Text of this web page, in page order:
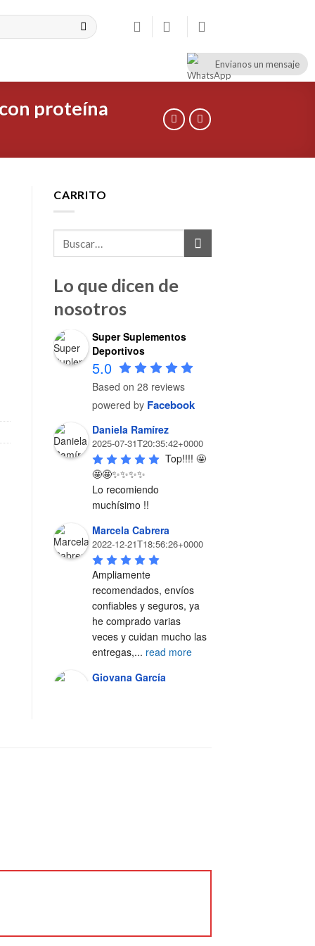
+47 900 99 000
proteína
cantidad
CARRITO
Lo que dicen de
nosotros
Super Suplementos
Deportivos
5.0
Based on 28 reviews
powered by Facebook
Daniela Ramírez
2025-07-31T20:35:42+0000
Top!!!! 🤩
🤩🤩✨✨✨✨
Lo recomiendo
muchísimo !!
Marcela Cabrera
2022-12-21T18:56:26+0000
Ampliamente
recomendados, envíos
confiables y seguros, ya
he comprado varias
veces y cuidan mucho las
entregas,... read more
Giovana García
Los
en tiempo y forma.
Envianos un mensaje